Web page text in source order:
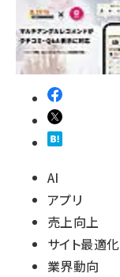
AI
アプリ
売上向上
サイト最適化
業界動向